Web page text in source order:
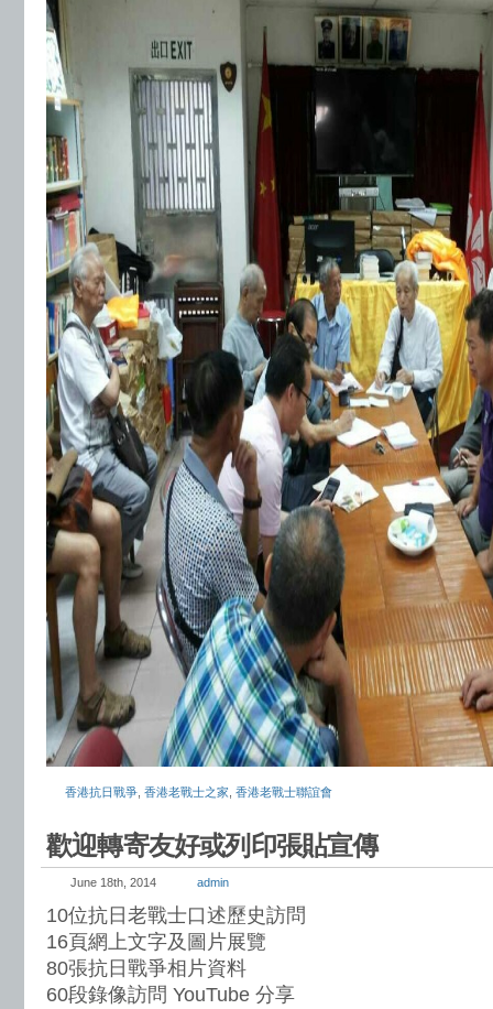
香港抗日戰爭 香港老戰士之家 香港老戰士聯誼會
歡迎轉寄友好或列印張貼宣傳
June 18th, 2014 admin
10位抗日老戰士口述歷史訪問
16頁網上文字及圖片展覽
80張抗日戰爭相片資料
60段錄像訪問 YouTube 分享